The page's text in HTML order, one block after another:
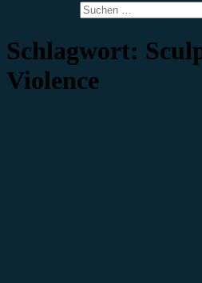
Suchen
nach:
Schlagwort:
Violence